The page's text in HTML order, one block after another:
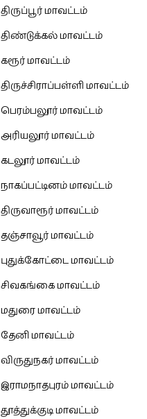
திருப்பூர் மாவட்டம்
திண்டுக்கல் மாவட்டம்
கரூர் மாவட்டம்
திருச்சிராப்பள்ளி மாவட்டம்
பெரம்பலூர் மாவட்டம்
அரியலூர் மாவட்டம்
கடலூர் மாவட்டம்
நாகப்பட்டினம் மாவட்டம்
திருவாரூர் மாவட்டம்
தஞ்சாவூர் மாவட்டம்
புதுக்கோட்டை மாவட்டம்
சிவகங்கை மாவட்டம்
மதுரை மாவட்டம்
தேனி மாவட்டம்
விருதுநகர் மாவட்டம்
இராமநாதபுரம் மாவட்டம்
தூத்துக்குடி மாவட்டம்